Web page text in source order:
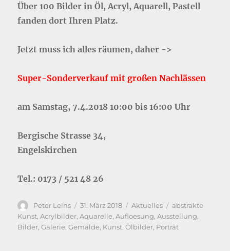
Über 100 Bilder in Öl, Acryl, Aquarell, Pastell
fanden dort Ihren Platz.
Jetzt muss ich alles räumen, daher ->
Super-Sonderverkauf mit großen Nachlässen
am Samstag, 7.4.2018 10:00 bis 16:00 Uhr
Bergische Strasse 34,
Engelskirchen
Tel.: 0173 / 521 48 26
Autor
Peter Leins
Veröffentlicht
am
31. März 2018 Kategorien
Aktuelles Schlagwörter
abstrakte
Kunst,Acrylbilder,Aquarelle,Aufloesung,Ausstellung,
Bilder,Galerie,Gemälde, Kunst,Ölbilder, Porträt